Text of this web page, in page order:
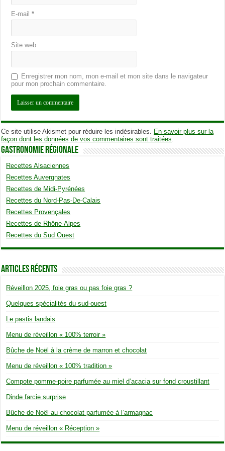
E-mail*
Site web
Enregistrer mon nom, mon e-mail et mon site dans le navigateur
pour mon prochain commentaire.
Ce site utilise Akismet pour réduire les indésirables. En savoir plus sur la
façon dont les données de vos commentaires sont traitées.
Gastronomie Régionale
Recettes Alsaciennes
Recettes Auvergnates
Recettes de Midi-Pyrénées
Recettes du Nord-Pas-De-Calais
Recettes Provençales
Recettes de Rhône-Alpes
Recettes du Sud Ouest
Articles Récents
Réveillon 2025, foie gras ou pas foie gras ?
Quelques spécialités du sud-ouest
Le pastis landais
Menu de réveillon « 100% terroir »
Bûche de Noël à la crème de marron et chocolat
Menu de réveillon « 100% tradition »
Compote pomme-poire parfumée au miel d’acacia sur fond croustillant
Dinde farcie surprise
Bûche de Noël au chocolat parfumée à l’armagnac
Menu de réveillon « Réception »